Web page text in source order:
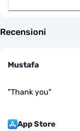
Recensioni
Mustafa
"Thank you"
App Store